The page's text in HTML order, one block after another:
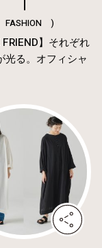
)
FRIEND】それぞれ
光る。オフィシャ